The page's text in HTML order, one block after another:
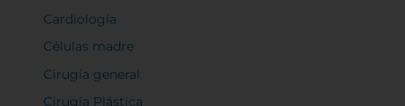
Cardiología
Células madre
Cirugía general
Cirugía Plástica